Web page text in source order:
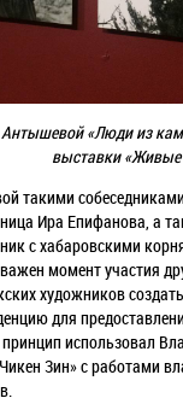
«Люди из
выставки«Живые
такими
Ира Епифанова, а
с хабаровскими
момент участия
художников
для
использовал
Зин» с работами